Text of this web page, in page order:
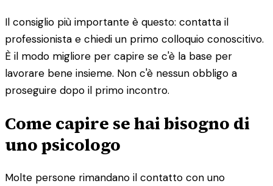
Il consiglio più importante è questo: contatta il
professionista e chiedi un primo colloquio conoscitivo.
È il modo migliore per capire se c'è la base per
lavorare bene insieme. Non c'è nessun obbligo a
proseguire dopo il primo incontro.
Come capire se hai bisogno di
uno psicologo
Molte persone rimandano il contatto con uno